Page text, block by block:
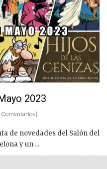
2023
|
de novedades del Salón del
y un ...